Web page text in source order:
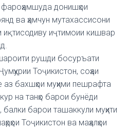
донишҳои
ва ҳамчун мутахассисони
иҷтимоии кишвар
рушди босуръати
Тоҷикистон, соҳаи
бахшҳои муҳими пешрафта
на танҳо барои бунёди
барои ташаккули муҳити
Тоҷикистон ва маҳалҳои